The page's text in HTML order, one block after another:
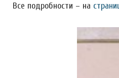
Все подробности – на